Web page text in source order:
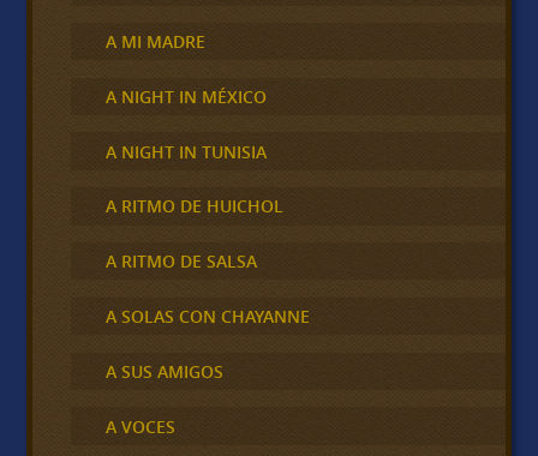
A MI MADRE
A NIGHT IN MÉXICO
A NIGHT IN TUNISIA
A RITMO DE HUICHOL
A RITMO DE SALSA
A SOLAS CON CHAYANNE
A SUS AMIGOS
A VOCES